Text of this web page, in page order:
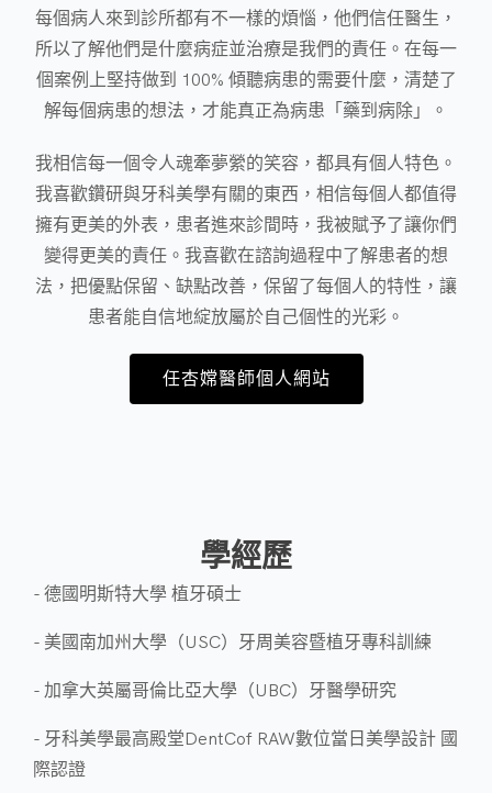
每個病人來到診所都有不一樣的煩惱，他們信任醫生，
所以了解他們是什麼病症並治療是我們的責任。在每一
個案例上堅持做到 100% 傾聽病患的需要什麼，清楚了
解每個病患的想法，才能真正為病患「藥到病除」。
我相信每一個令人魂牽夢縈的笑容，都具有個人特色。
我喜歡鑽研與牙科美學有關的東西，相信每個人都值得
擁有更美的外表，患者進來診間時，我被賦予了讓你們
變得更美的責任。我喜歡在諮詢過程中了解患者的想
法，把優點保留、缺點改善，保留了每個人的特性，讓
患者能自信地綻放屬於自己個性的光彩。
任杏嫦醫師個人網站
學經歷
- 德國明斯特大學 植牙碩士
- 美國南加州大學（USC）牙周美容暨植牙專科訓練
- 加拿大英屬哥倫比亞大學（UBC）牙醫學研究
- 牙科美學最高殿堂DentCof RAW數位當日美學設計 國
際認證